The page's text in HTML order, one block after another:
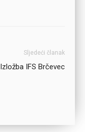
Sljedeći članak
Izložba IFS Brčevec